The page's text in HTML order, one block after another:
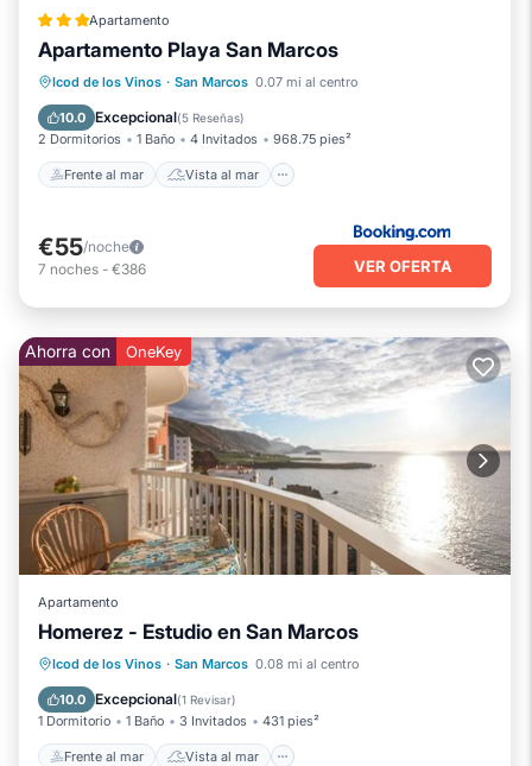
Apartamento
Apartamento Playa San Marcos
Icod de los Vinos · San Marcos 0.07 mi al centro
10.0 Excepcional(5 Reseñas)
2 Dormitorios 1 Baño 4 Invitados 968.75 pies²
Frente al mar Vista al mar
Frente al mar
Vista al mar
Balcón/Terraza
€55/noche
7 noches - €386 VER OFERTA
Ahorra con OneKey
Apartamento
Homerez - Estudio en San Marcos
Icod de los Vinos · San Marcos 0.08 mi al centro
10.0 Excepcional(1 Revisar)
1 Dormitorio 1 Baño 3 Invitados 431 pies²
Frente al mar Vista al mar
Frente al mar
Vista al mar
Balcón/Terraza